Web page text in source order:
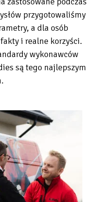
przygotowaliśmy
a dla osób
i realne korzyści.
wykonawców
są tego najlepszym